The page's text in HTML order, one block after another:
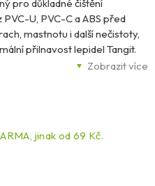
Zobrazit více
pro důkladné čištění
U, PVC-C a ABS před
mastnotu i další nečistoty,
přilnavost lepidel Tangit.
zabraňuje vzniku netěsností
nezbytnou systémovou
rozvodů.
jinak od 69 Kč.